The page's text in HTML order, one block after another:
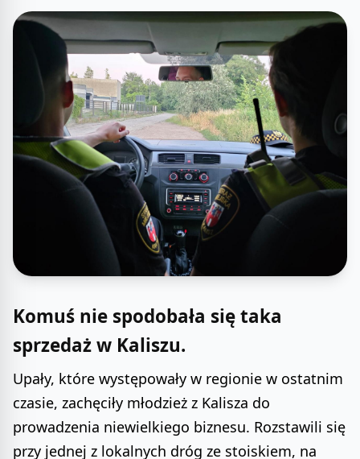
Komuś nie spodobała się taka
sprzedaż w Kaliszu.
Upały, które występowały w regionie w ostatnim
czasie, zachęciły młodzież z Kalisza do
prowadzenia niewielkiego biznesu. Rozstawili się
przy jednej z lokalnych dróg ze stoiskiem, na